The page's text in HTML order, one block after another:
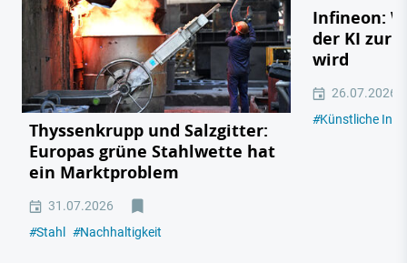
Thyssenkrupp und Salzgitter:
Europas grüne Stahlwette hat
ein Marktproblem
31.07.2026
#Stahl #Nachhaltigkeit
Infineon:
der KI zur
wird
26.07.2026
#Künstliche